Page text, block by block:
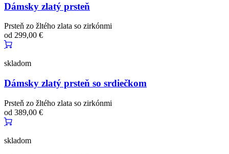
Dámsky zlatý prsteň
Prsteň zo žltého zlata so zirkónmi
od 299,00 €
skladom
Dámsky zlatý prsteň so srdiečkom
Prsteň zo žltého zlata so zirkónmi
od 389,00 €
skladom